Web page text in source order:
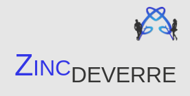
Zincdeverre